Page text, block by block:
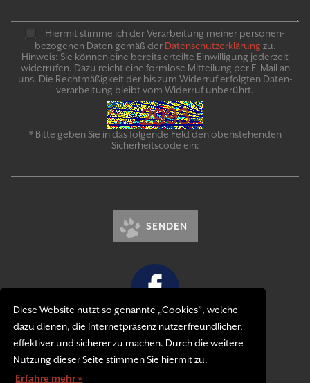
Diese Website nutzt so genannte „Cookies”, welche
dazu dienen, die Internetpräsenz nutzerfreundlicher,
effektiver und sicherer zu machen. Durch die weitere
Nutzung dieser Seite stimmen Sie hiermit zu.
Erfahre mehr »
Hiermit stimme ich der Verarbeitung meiner personen­
bezogenen Daten gemäß der Daten­schutz­er­klär­ung zu.
Hinweis: Sie können eine bereits erteilte Ein­willigung jeder­zeit
widerrufen. Dazu reicht eine formlose Mitteilung per E-Mail an
uns. Die Recht­mäßigkeit der bis zum Widerruf erfolgten Daten­
verarbeitung bleibt vom Wider­ruf un­be­rührt.
* Bitte geben Sie in das folgende Feld den obenstehenden
Sicherheitscode ein:
SENDEN
Impressum
Datenschutzerklärung